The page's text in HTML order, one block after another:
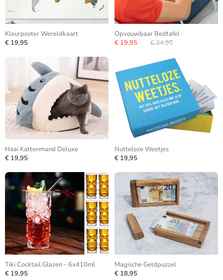
Kleurposter Wereldkaart
€ 19,95
Opvouwbaar Bedtafel
€ 19,95
€ 24,95
Haai Kattenmand Deluxe
€ 19,95
Nutteloze Weetjes
€ 19,95
Tiki Cocktail Glazen - 6x410ml
€ 19,95
Magische Geldpuzzel
€ 18,95